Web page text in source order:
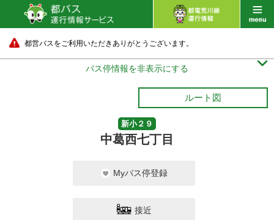
都営バスをご利用いただきありがとうございます。
バス停情報を非表示にする 
ルート図
新小２９
中葛西七丁目
Myバス停登録
接近